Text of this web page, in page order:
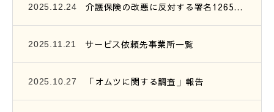
2025.12.24 介護保険の改悪に反対する署名1265筆を提出
2025.11.21 サービス依頼先事業所一覧
2025.10.27 「オムツに関する調査」報告